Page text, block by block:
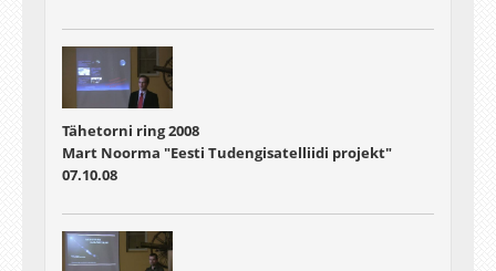
Tähetorni ring 2008
Mart Noorma "Eesti Tudengisatelliidi projekt"
07.10.08